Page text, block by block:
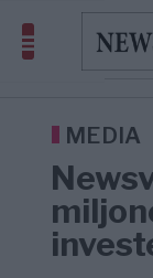
5/8
geografiskt
AFRIKA
America” – Finally
MEDIA